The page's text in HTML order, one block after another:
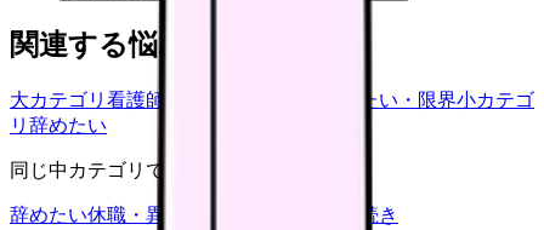
関連する悩みカテゴリ
大カテゴリ 看護師の悩み 辞めたい・限界小カテゴ
リ 辞めたい
同じ中カテゴリで見る
辞めたい休職・異動 退職手続き